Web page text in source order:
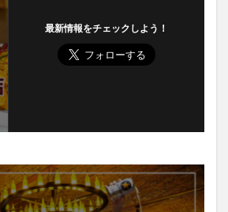
最新情報をチェックしよう！